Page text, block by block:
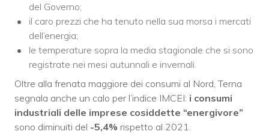
del Governo;
il caro prezzi che ha tenuto nella sua morsa i mercati
dell’energia;
le temperature sopra la media stagionale che si sono
registrate nei mesi autunnali e invernali.
Oltre alla frenata maggiore dei consumi al Nord, Terna
segnala anche un calo per l’indice IMCEI: i consumi
industriali delle imprese cosiddette “energivore”
sono diminuiti del -5,4% rispetto al 2021.